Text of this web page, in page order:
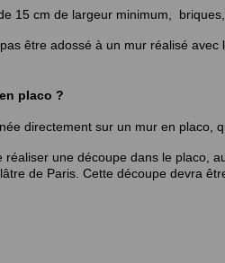
15 cm de largeur minimum,
être adossé à un mur réalisé
placo ?
directement sur un mur en placo,
réaliser une découpe dans le placo,
de Paris. Cette découpe devra